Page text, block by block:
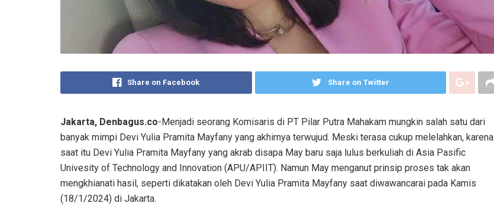
Share on Facebook Share on Twitter
Jakarta, Denbagus.co-Menjadi seorang Komisaris di PT Pilar Putra Mahakam mungkin salah satu dari
banyak mimpi Devi Yulia Pramita Mayfany yang akhirnya terwujud. Meski terasa cukup melelahkan, karena
saat itu Devi Yulia Pramita Mayfany yang akrab disapa May baru saja lulus berkuliah di Asia Pasific
Univesity of Technology and Innovation (APU/APIIT). Namun May menganut prinsip proses tak akan
mengkhianati hasil, seperti dikatakan oleh Devi Yulia Pramita Mayfany saat diwawancarai pada Kamis
(18/1/2024) di Jakarta.